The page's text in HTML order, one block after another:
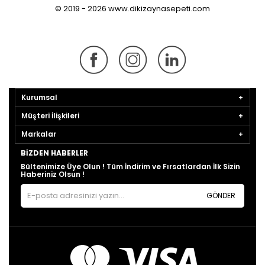
© 2019 - 2026 www.dikizaynasepeti.com
Kurumsal
Müşteri İlişkileri
Markalar
BIZDEN HABERLER
Bültenimize Üye Olun ! Tüm İndirim ve Fırsatlardan İlk Sizin
Haberiniz Olsun !
GÖNDER